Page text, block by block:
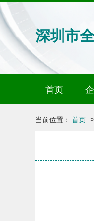
深圳市
首页
当前位置： 首页 >